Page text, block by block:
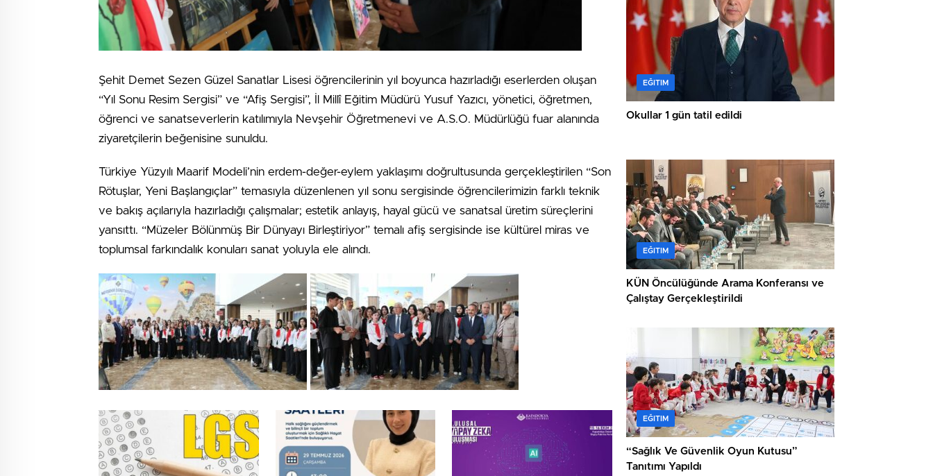
Şehit Demet Sezen Güzel Sanatlar Lisesi öğrencilerinin yıl boyunca hazırladığı eserlerden oluşan
“Yıl Sonu Resim Sergisi” ve “Afiş Sergisi”, İl Millî Eğitim Müdürü Yusuf Yazıcı, yönetici, öğretmen,
öğrenci ve sanatseverlerin katılımıyla Nevşehir Öğretmenevi ve A.S.O. Müdürlüğü fuar alanında
ziyaretçilerin beğenisine sunuldu.
Türkiye Yüzyılı Maarif Modeli’nin erdem-değer-eylem yaklaşımı doğrultusunda gerçekleştirilen “Son
Rötuşlar, Yeni Başlangıçlar” temasıyla düzenlenen yıl sonu sergisinde öğrencilerimizin farklı teknik
ve bakış açılarıyla hazırladığı çalışmalar; estetik anlayış, hayal gücü ve sanatsal üretim süreçlerini
yansıttı. “Müzeler Bölünmüş Bir Dünyayı Birleştiriyor” temalı afiş sergisinde ise kültürel miras ve
toplumsal farkındalık konuları sanat yoluyla ele alındı.
EĞITIM
Okullar 1 gün tatil edildi
EĞITIM
KÜN Öncülüğünde Arama Konferansı ve
Çalıştay Gerçekleştirildi
EĞITIM
“Sağlık Ve Güvenlik Oyun Kutusu”
Tanıtımı Yapıldı